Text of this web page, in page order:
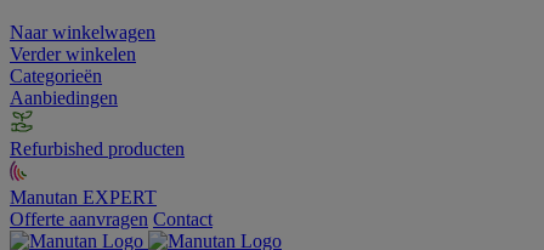
Naar winkelwagen
Verder winkelen
Categorieën
Aanbiedingen
Refurbished producten
Manutan EXPERT
Offerte aanvragen Contact